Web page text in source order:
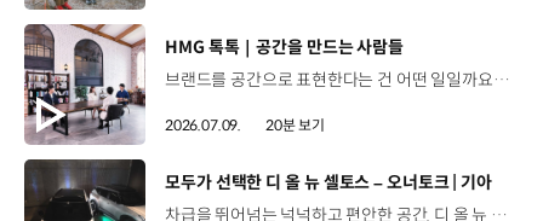
[동영상]
HMG 톡톡｜공간을 만드는 사람들
브랜드를 공간으로 표현한다는 건 어떤 일일까요? 양재 사옥 로비부터 기아 브랜드관, 제네시스 라운지까지.현대자동차그룹의 공간 브랜딩 담당자들이 들려주는생생한 비하인드 스토리를 HMG 톡톡에서 만나보세요. 00:00 HMG 톡톡 인트로00:33 브랜드 공간 개발 담당자를 소개01:47 공간 브랜딩의 A to Z03:09 현대차그룹 양재사옥 로비 리노베이션 스토리04:58 기아를 체험하는 곳, '오토랜드 브랜드관' 스토리06:20 제네시스의 특별한 공간, '제네시스 라운지' 스토리08:00 공간 브랜딩 담당자들의 업무 에피소드11:17 공간 브랜딩을 위한 파격적인(?) 아이디어 창출법12:44 공간 브랜딩 담당자들의 특이한 직업병?14:20 공간 브랜딩 담당자들의 특별한 아이템 스토리17:55 공간에 진심인 사람들이 그리는 미래 #HMG톡톡 #공간 #현대자동차 #기아 #제네시스 #PV5 #양재사옥 #브랜드공간 #디자인 #공간디자인 #공간브랜딩 #아이디어 #오토랜드브랜드관
2026.07.09. 20분 보기
[동영상]
모두가 선택한 디 올 뉴 셀토스 – 오너토크 | 기아
차급을 뛰어넘는 넉넉하고 편안한 공간. 디 올 뉴 셀토스를 선택한 오너들의 Talk🚗 00:00 인트로00:44 오너 프로필01:34 내가 디 올 뉴 셀토스를 선택한 이유03:13 첫차라서 더 소중해04:00 보다 크고 강인해진 디자인05:08 차급을 뛰어넘는 다재다능 실내공간06:03 아이들은 몰랐던 엄마의 새 차07:08 내가 2열 편의성을 고려한 이유09:03 V2L 기능09:58 스테이 모드10:35 ADAS12:11 오감으로 느끼는 사운드 - 1열 바이브로 사운드 시트13:47 내 차를 소개합니다16:32 나에게 셀토스란 #기아 #디올뉴셀토스 #오너토크 #소형SUV #중형급소형SUV #첨단운전자보조기능 #셀토스하이브리드연비 #셀토스하이브리드XLine디자인 #바이브로사운드시트 #휠베이스 #2열리클라이닝시트 #스마트파워테일게이트